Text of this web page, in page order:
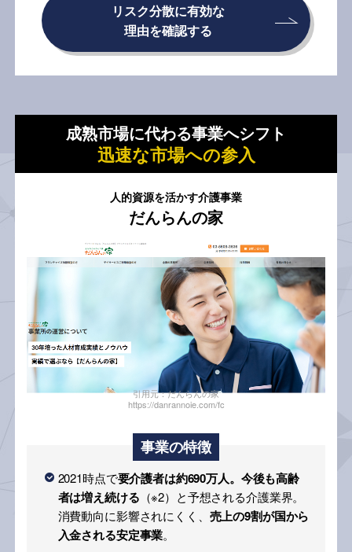
リスク分散に有効な
理由を確認する
成熟市場に代わる事業へシフト
迅速な市場への参入
人的資源を活かす介護事業
だんらんの家
引用元：だんらんの家
https://danrannoie.com/fc
事業の特徴
2021時点で要介護者は約690万人。今後も高齢
者は増え続ける （※2）と予想される介護業界。
消費動向に影響されにくく、 売上の9割が国から
入金される安定事業。